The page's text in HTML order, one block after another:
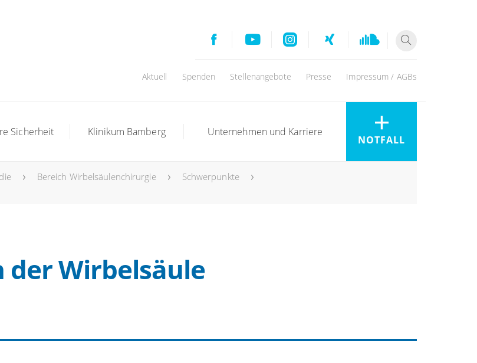
Aktuell Spenden Stellenangebote Presse Impressum / AGBs
Sicherheit Klinikum Bamberg Unternehmen und Karriere
NOTFALL
Bereich Wirbelsäulenchirurgie
Schwerpunkte
Wirbelsäule